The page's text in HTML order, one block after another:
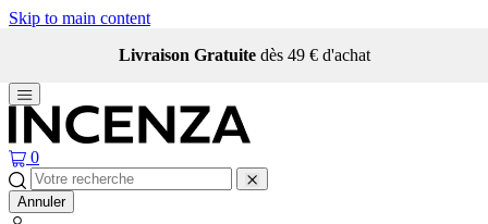
Skip to main content
Livraison Gratuite dès 49 € d'achat
0
Annuler